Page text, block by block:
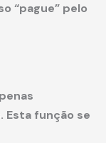
“pague” pelo
função se